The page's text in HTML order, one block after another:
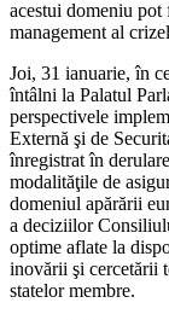
acestui domeniu
management al
Joi, 31 ianuarie, în
întâlni la Palatul
perspectivele
Externă şi de
înregistrat în
modalităţile de
domeniul apărării
a deciziilor
optime aflate la
inovării şi cercetării
statelor membre.